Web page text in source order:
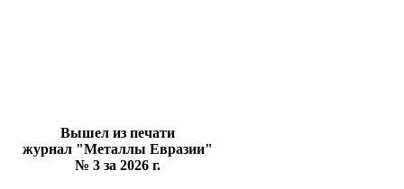
Вышел из печати
журнал "Металлы Евразии"
№ 3 за 2026 г.